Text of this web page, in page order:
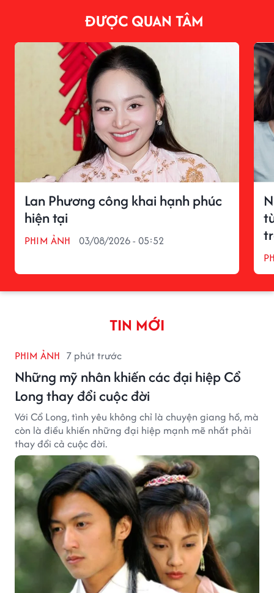
ĐƯỢC QUAN TÂM
Lan Phương công khai hạnh phúc
hiện tại
PHIM ẢNH 03/08/2026 - 05:52
TIN MỚI
PHIM ẢNH 7 phút trước
Những mỹ nhân khiến các đại hiệp Cổ
Long thay đổi cuộc đời
Với Cổ Long, tình yêu không chỉ là chuyện giang hồ, mà
còn là điều khiến những đại hiệp mạnh mẽ nhất phải
thay đổi cả cuộc đời.